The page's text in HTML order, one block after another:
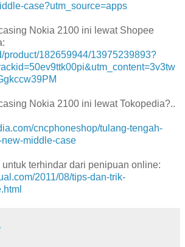
case?utm_source=apps
Nokia 2100 ini lewat Shopee
product/182659944/13975239893?
Nokia 2100 ini lewat Tokopedia?..
cncphoneshop/tulang-tengah-
middle-case
terhindar dari penipuan online:
2011/08/tips-dan-trik-